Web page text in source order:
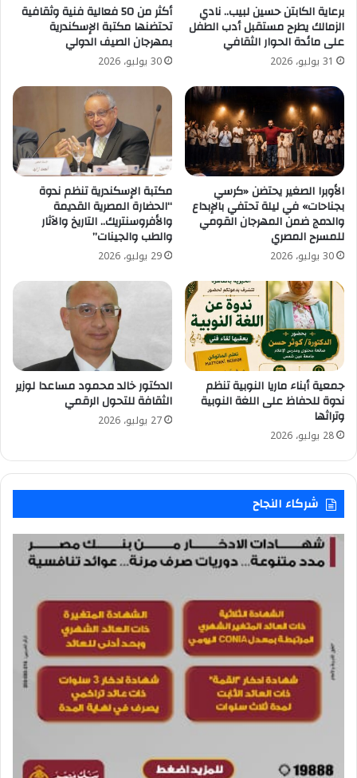
برعاية الكابتن حسين لبيب.. نادي
الزمالك يطرح مستقبل أدب الطفل
على مائدة الحوار الثقافي
31 يوليو، 2026
أكثر من 50 فعالية فنية وثقافية
تحتضنها مكتبة الإسكندرية
بمهرجان الصيف الدولي
30 يوليو، 2026
الأوبرا الصغير يحتضن «كرسي
بجناحات» في ليلة تحتفي بالإبداع
والدمج ضمن المهرجان القومي
للمسرح المصري
30 يوليو، 2026
مكتبة الإسكندرية تنظم ندوة
“الحضارة المصرية القديمة
والأفروسنتريك.. التاريخ والآثار
والطب والجينات”
29 يوليو، 2026
جمعية أبناء ماريا النوبية تنظم
ندوة للحفاظ على اللغة النوبية
وتراثها
28 يوليو، 2026
الدكتور خالد محمود مساعدا لوزير
الثقافة للتحول الرقمي
27 يوليو، 2026
شركاء النجاح